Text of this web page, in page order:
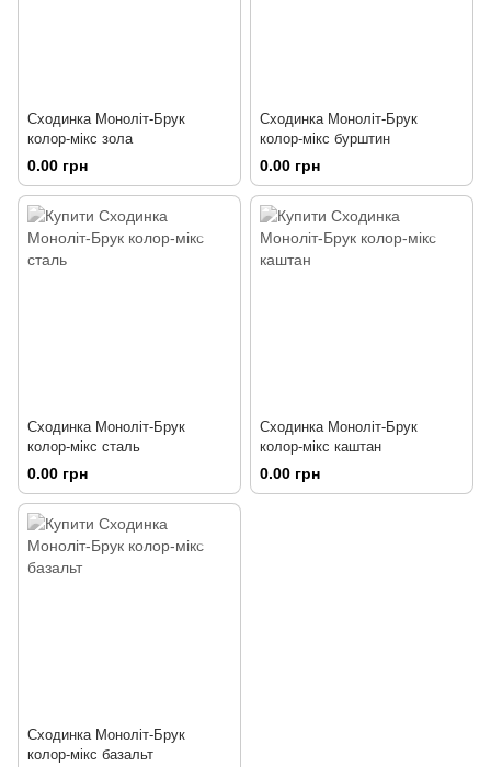
Сходинка Моноліт-Брук
колор-мікс зола
0.00 грн
Сходинка Моноліт-Брук
колор-мікс бурштин
0.00 грн
Сходинка Моноліт-Брук
колор-мікс сталь
0.00 грн
Сходинка Моноліт-Брук
колор-мікс каштан
0.00 грн
Сходинка Моноліт-Брук
колор-мікс базальт